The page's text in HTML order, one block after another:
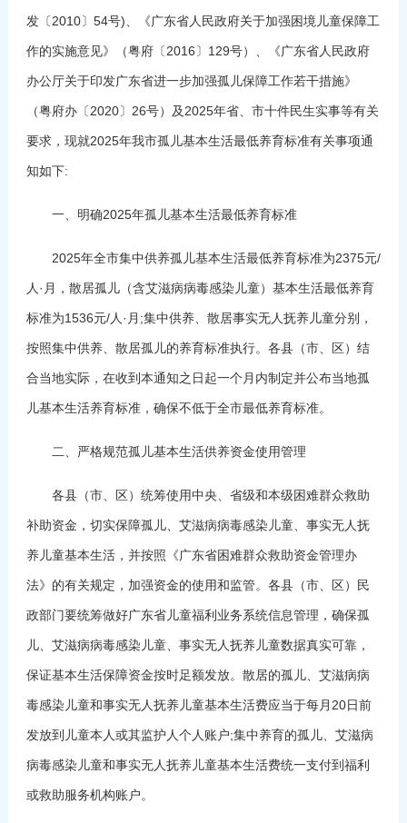
发〔2010〕54号)、《广东省人民政府关于加强困境儿童保障工
作的实施意见》（粤府〔2016〕129号）、《广东省人民政府
办公厅关于印发广东省进一步加强孤儿保障工作若干措施》
（粤府办〔2020〕26号）及2025年省、市十件民生实事等有关
要求，现就2025年我市孤儿基本生活最低养育标准有关事项通
知如下:
一、明确2025年孤儿基本生活最低养育标准
2025年全市集中供养孤儿基本生活最低养育标准为2375元/
人·月，散居孤儿（含艾滋病病毒感染儿童）基本生活最低养育
标准为1536元/人·月;集中供养、散居事实无人抚养儿童分别，
按照集中供养、散居孤儿的养育标准执行。各县（市、区）结
合当地实际，在收到本通知之日起一个月内制定并公布当地孤
儿基本生活养育标准，确保不低于全市最低养育标准。
二、严格规范孤儿基本生活供养资金使用管理
各县（市、区）统筹使用中央、省级和本级困难群众救助
补助资金，切实保障孤儿、艾滋病病毒感染儿童、事实无人抚
养儿童基本生活，并按照《广东省困难群众救助资金管理办
法》的有关规定，加强资金的使用和监管。各县（市、区）民
政部门要统筹做好广东省儿童福利业务系统信息管理，确保孤
儿、艾滋病病毒感染儿童、事实无人抚养儿童数据真实可靠，
保证基本生活保障资金按时足额发放。散居的孤儿、艾滋病病
毒感染儿童和事实无人抚养儿童基本生活费应当于每月20日前
发放到儿童本人或其监护人个人账户;集中养育的孤儿、艾滋病
病毒感染儿童和事实无人抚养儿童基本生活费统一支付到福利
或救助服务机构账户。